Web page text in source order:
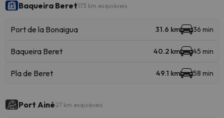
Baqueira Beret173 km esquiáveis
Port de la Bonaigua 31.6 km 36 min
Baqueira Beret 40.2 km 45 min
Pla de Beret 49.1 km 58 min
Port Ainé 27 km esquiáveis